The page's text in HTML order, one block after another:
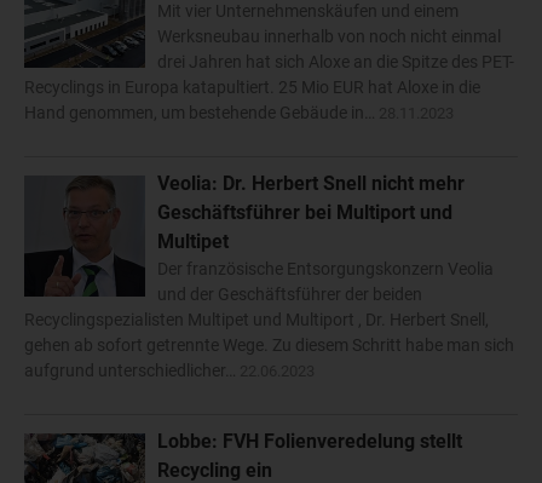
Mit vier Unternehmenskäufen und einem
Werksneubau innerhalb von noch nicht einmal
drei Jahren hat sich Aloxe an die Spitze des PET-
Recyclings in Europa katapultiert. 25 Mio EUR hat Aloxe in die
Hand genommen, um bestehende Gebäude in…
Veolia: Dr. Herbert Snell nicht mehr
Geschäftsführer bei Multiport und
Multipet
Der französische Entsorgungskonzern Veolia
und der Geschäftsführer der beiden
Recyclingspezialisten Multipet und Multiport , Dr. Herbert Snell,
gehen ab sofort getrennte Wege. Zu diesem Schritt habe man sich
aufgrund unterschiedlicher…
Lobbe: FVH Folienveredelung stellt
Recycling ein